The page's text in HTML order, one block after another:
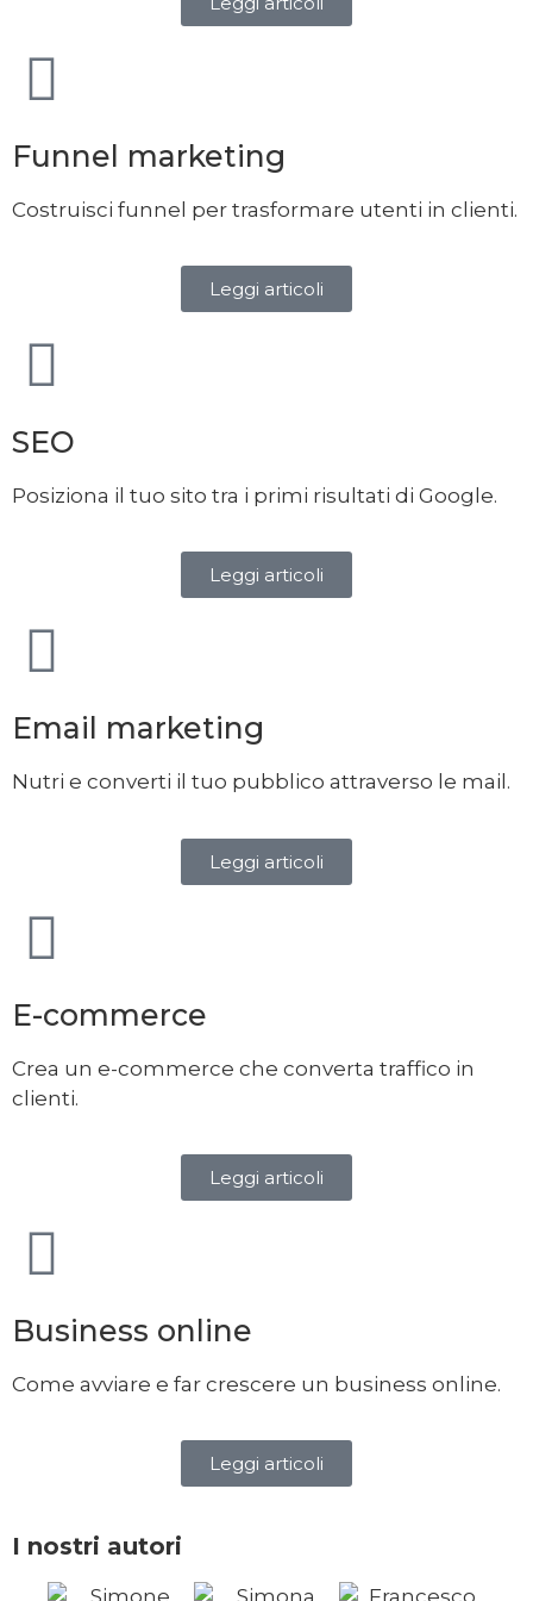
Funnel marketing
Costruisci funnel per trasformare utenti in clienti.
Leggi articoli
SEO
Posiziona il tuo sito tra i primi risultati di Google.
Leggi articoli
Email marketing
Nutri e converti il tuo pubblico attraverso le mail.
Leggi articoli
E-commerce
Crea un e-commerce che converta traffico in
clienti.
Leggi articoli
Business online
Come avviare e far crescere un business online.
Leggi articoli
I nostri autori